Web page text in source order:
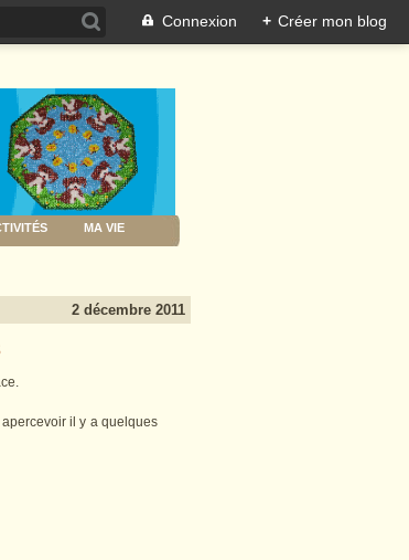
Connexion + Créer mon blog
MA VIE
2 décembre 2011
il y a quelques